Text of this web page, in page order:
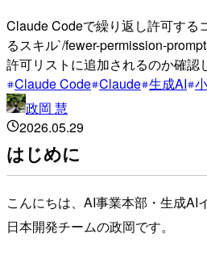
Claude Codeで繰り返し許可する
るスキル`/fewer-permission-
許可リストに追加されるのか確認
Claude Code Claude 生成AI
政岡 慧
2026.05.29
はじめに
こんにちは、AI事業本部・生成AI
日本開発チームの政岡です。